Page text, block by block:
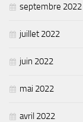
septembre 2022
juillet 2022
juin 2022
mai 2022
avril 2022